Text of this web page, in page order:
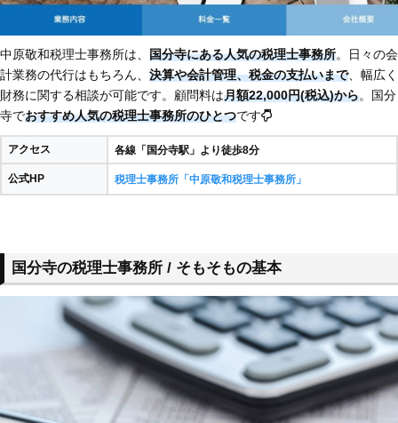
中原敬和税理士事務所は、 国分寺にある人気の税理士事務所。日々の会
計業務の代行はもちろん、 決算や会計管理、税金の支払いまで、幅広く
財務に関する相談が可能です。顧問料は月額22,000円(税込)から。国分
寺でおすすめ人気の税理士事務所のひとつです
アクセス 各線「国分寺駅」より徒歩8分
公式HP 税理士事務所「中原敬和税理士事務所」
国分寺の税理士事務所 / そもそもの基本